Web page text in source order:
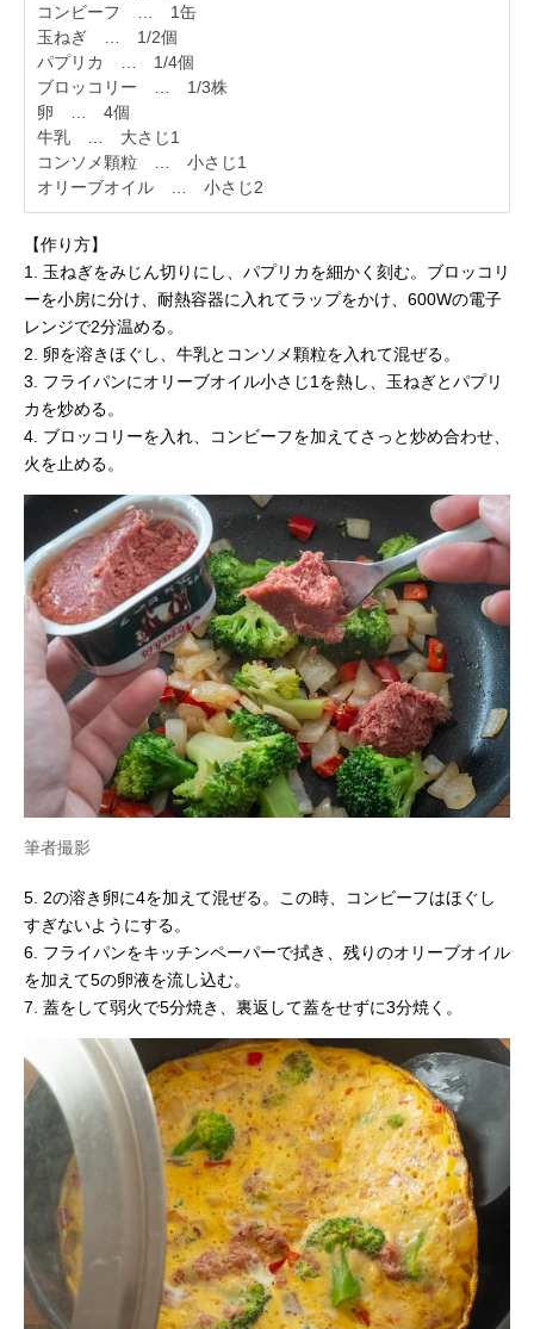
コンビーフ … 1缶
玉ねぎ … 1/2個
パプリカ … 1/4個
ブロッコリー … 1/3株
卵 … 4個
牛乳 … 大さじ1
コンソメ顆粒 … 小さじ1
オリーブオイル … 小さじ2
【作り方】
1. 玉ねぎをみじん切りにし、パプリカを細かく刻む。ブロッコリ
ーを小房に分け、耐熱容器に入れてラップをかけ、600Wの電子
レンジで2分温める。
2. 卵を溶きほぐし、牛乳とコンソメ顆粒を入れて混ぜる。
3. フライパンにオリーブオイル小さじ1を熱し、玉ねぎとパプリ
カを炒める。
4. ブロッコリーを入れ、コンビーフを加えてさっと炒め合わせ、
火を止める。
筆者撮影
5. 2の溶き卵に4を加えて混ぜる。この時、コンビーフはほぐし
すぎないようにする。
6. フライパンをキッチンペーパーで拭き、残りのオリーブオイル
を加えて5の卵液を流し込む。
7. 蓋をして弱火で5分焼き、裏返して蓋をせずに3分焼く。